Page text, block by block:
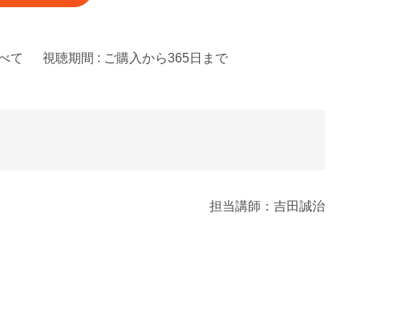
て 視聴期間 : ご購入から365日まで
担当講師：吉田誠治